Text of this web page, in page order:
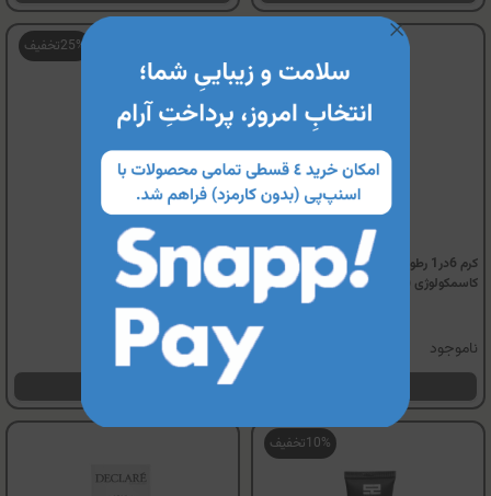
کرم 6در1 رطوبت رسان فاقد چربی
كاسمكولوژی (SPF20)
ناموجود
25%تخفیف
ب ب کرم سینره (SPF20)
ناموجود
10%تخفیف